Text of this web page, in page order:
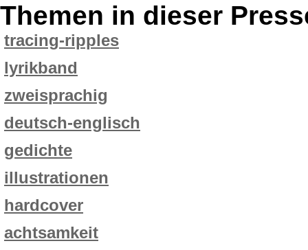
Themen in dieser
tracing-ripples
lyrikband
zweisprachig
deutsch-englisch
gedichte
illustrationen
hardcover
achtsamkeit